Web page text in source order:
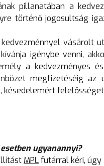
pillanatában a
történő jogosultság
vásárolt
igénybe venni,
a kedvezményes
megfizetéséig
késedelemért
ugyanannyi?
MPLfutárral kéri, úgy